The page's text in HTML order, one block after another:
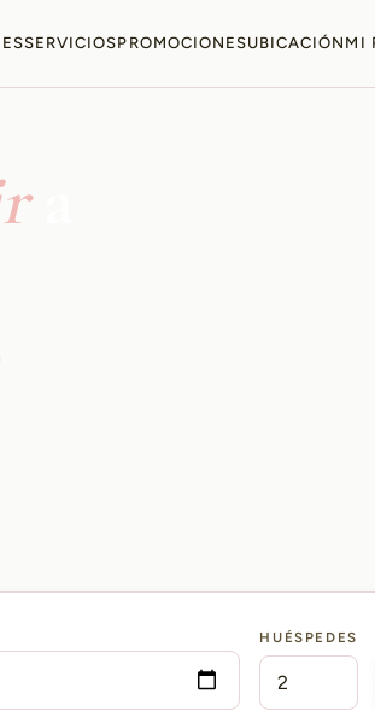
SERVICIOSPROMOCIONESUBICACIÓN MI
a
HUÉSPEDES